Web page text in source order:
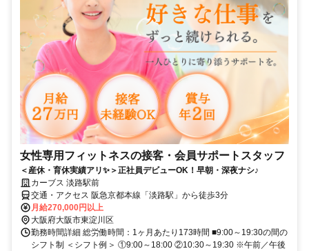
女性専用フィットネスの接客・会員サポートスタッフ
＜産休・育休実績アリ✨＞正社員デビューOK！早朝・深夜ナシ♪
カーブス 淡路駅前
交通・アクセス 阪急京都本線「淡路駅」から徒歩3分
月給270,000円以上
大阪府大阪市東淀川区
勤務時間詳細 総労働時間：1ヶ月あたり173時間 ■9:00～19:30の間の
シフト制 ＜シフト例＞ ①9:00～18:00 ②10:30～19:30 ※午前／午後